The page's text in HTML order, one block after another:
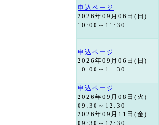
申込ページ
2026年09月06日(日)
10:00～11:30
申込ページ
2026年09月06日(日)
10:00～11:30
申込ページ
2026年09月08日(火)
09:30～12:30
2026年09月11日(金)
09:30～12:30